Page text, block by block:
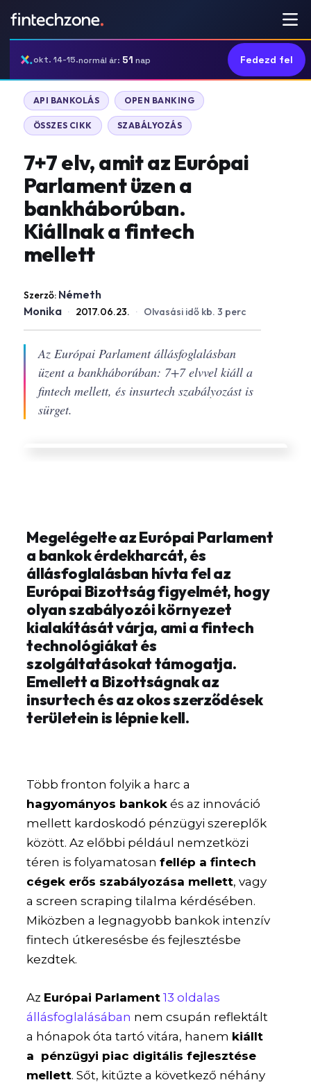
okt. 14-15.normál ár: 51 nap Fedezd fel
API BANKOLÁS OPEN BANKING
ÖSSZES CIKK SZABÁLYOZÁS
7+7 elv, amit az Európai
Parlament üzen a
bankháborúban.
Kiállnak a fintech
mellett
Szerző: Németh
Monika · 2017.06.23. · Olvasási idő kb. 3 perc
Az Európai Parlament állásfoglalásban
üzent a bankháborúban: 7+7 elvvel kiáll a
fintech mellett, és insurtech szabályozást is
sürget.
Megelégelte az Európai Parlament
a bankok érdekharcát, és
állásfoglalásban hívta fel az
Európai Bizottság figyelmét, hogy
olyan szabályozói környezet
kialakítását várja, ami a fintech
technológiákat és
szolgáltatásokat támogatja.
Emellett a Bizottságnak az
insurtech és az okos szerződések
területein is lépnie kell.
Több fronton folyik a harc a
hagyományos bankok és az innováció
mellett kardoskodó pénzügyi szereplők
között. Az előbbi például nemzetközi
téren is folyamatosanfellép a fintech
cégek erős szabályozása mellett, vagy
a screen scraping tilalma kérdésében.
Miközben a legnagyobb bankok intenzív
fintech útkeresésbe és fejlesztésbe
kezdtek.
Az Európai Parlament 13 oldalas
állásfoglalásában nem csupán reflektált
a hónapok óta tartó vitára, hanem kiállt
a pénzügyi piac digitális fejlesztése
mellett. Sőt, kitűzte a következő néhány